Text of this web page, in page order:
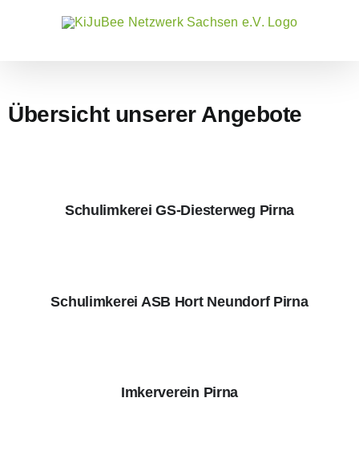
Übersicht unserer Angebote
Schulimkerei GS-Diesterweg Pirna
Schulimkerei ASB Hort Neundorf Pirna
Imkerverein Pirna